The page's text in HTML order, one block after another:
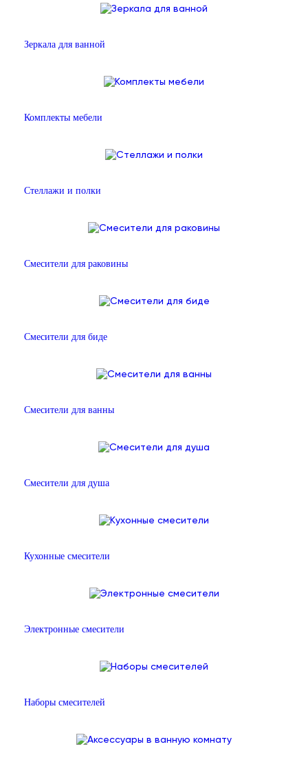
Зеркала для ванной
Комплекты мебели
Стеллажи и полки
Смесители для раковины
Смесители для биде
Смесители для ванны
Смесители для душа
Кухонные смесители
Электронные смесители
Наборы смесителей